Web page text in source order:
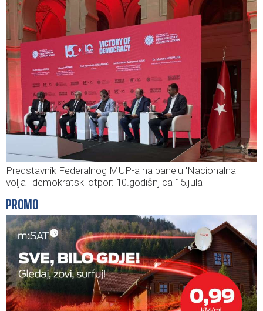
Predstavnik Federalnog MUP-a na panelu 'Nacionalna
volja i demokratski otpor: 10.godišnjica 15.jula'
PROMO